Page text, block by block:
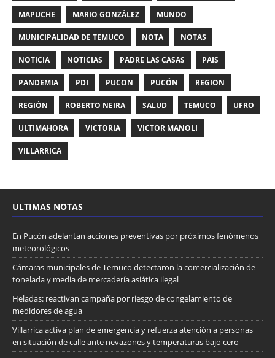
MAPUCHE MARIO GONZÁLEZ MUNDO
MUNICIPALIDAD DE TEMUCO NOTA NOTAS
NOTICIA NOTICIAS PADRE LAS CASAS PAIS
PANDEMIA PDI PUCON PUCÓN REGION
REGIÓN ROBERTO NEIRA SALUD TEMUCO UFRO
ULTIMAHORA VICTORIA VICTOR MANOLI
VILLARRICA
ULTIMAS NOTAS
En Pucón adelantan acciones preventivas por próximos fenómenos
meteorológicos
Cámaras municipales de Temuco detectaron la comercialización de
tonelada y media de mercadería asiática ilegal
Heladas: reactivan campaña por riesgo de congelamiento de
medidores de agua
Villarrica activa plan de emergencia y refuerza atención a personas
en situación de calle ante nevazones y temperaturas bajo cero